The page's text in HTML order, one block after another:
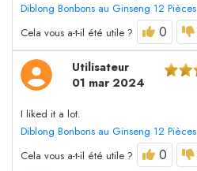
Diblong Bonbons au Ginseng 12 Pièces
Cela vous a-t-il été utile ?
0
Utilisateur
01 mar 2024
I liked it a lot.
Diblong Bonbons au Ginseng 12 Pièces
Cela vous a-t-il été utile ?
0